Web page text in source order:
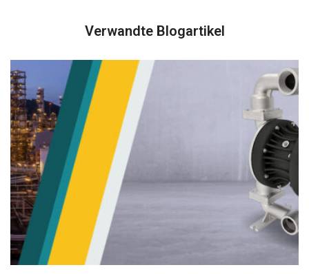
Verwandte Blogartikel